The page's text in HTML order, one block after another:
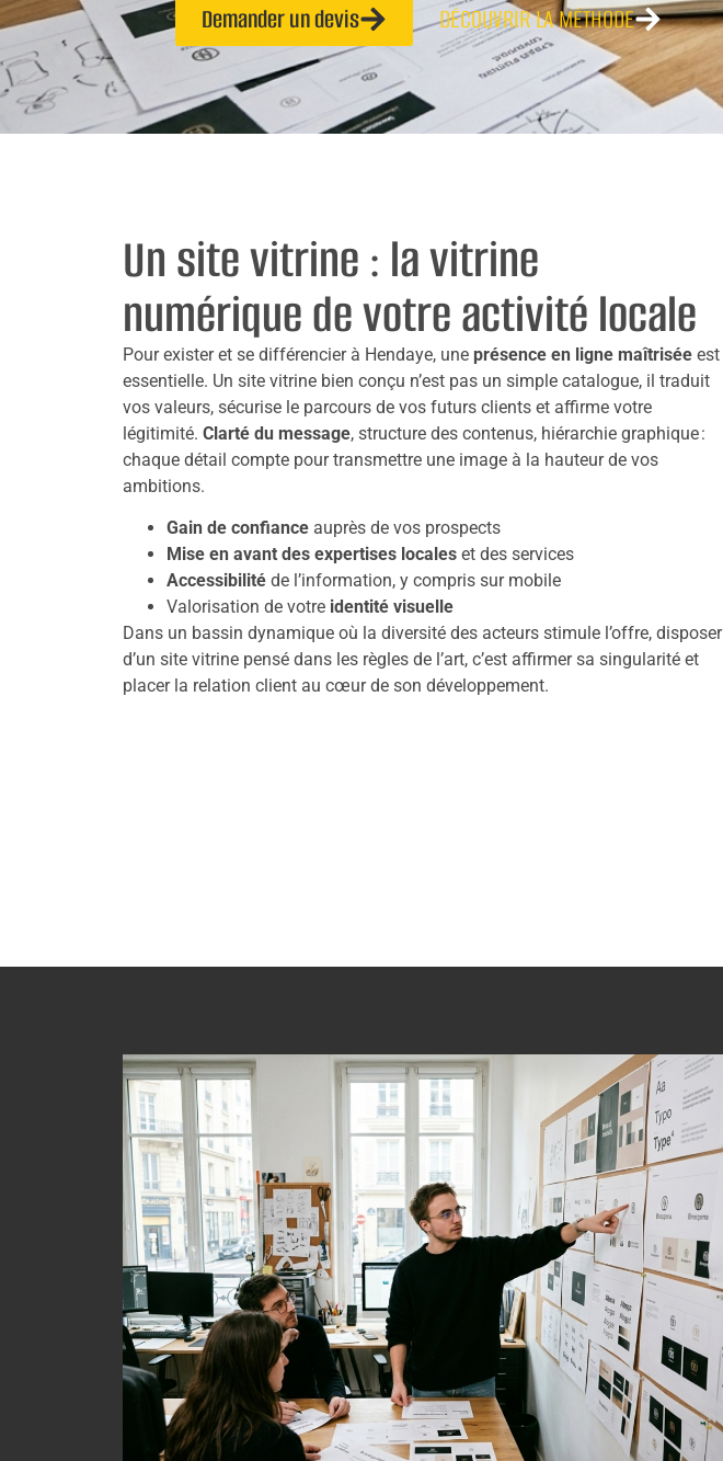
Demander un devis DÉCOUVRIR LA MÉTHODE
Un site vitrine : la vitrine
numérique de votre activité locale
Pour exister et se différencier à Hendaye, une présence en ligne maîtrisée est
essentielle. Un site vitrine bien conçu n’est pas un simple catalogue, il traduit
vos valeurs, sécurise le parcours de vos futurs clients et affirme votre
légitimité. Clarté du message, structure des contenus, hiérarchie graphique :
chaque détail compte pour transmettre une image à la hauteur de vos
ambitions.
Gain de confiance auprès de vos prospects
Mise en avant des expertises locales et des services
Accessibilité de l’information, y compris sur mobile
Valorisation de votre identité visuelle
Dans un bassin dynamique où la diversité des acteurs stimule l’offre, disposer
d’un site vitrine pensé dans les règles de l’art, c’est affirmer sa singularité et
placer la relation client au cœur de son développement.